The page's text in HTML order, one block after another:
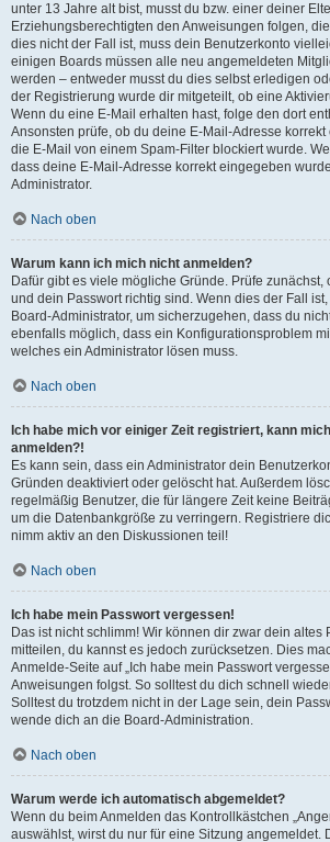
unter 13 Jahre alt bist, musst du bzw. einer deiner
Erziehungsberechtigten den Anweisungen folgen,
dies nicht der Fall ist, muss dein Benutzerkonto
einigen Boards müssen alle neu angemeldeten
werden – entweder musst du dies selbst erledigen
der Registrierung wurde dir mitgeteilt, ob eine
Wenn du eine E-Mail erhalten hast, folge den dort
Ansonsten prüfe, ob du deine E-Mail-Adresse
die E-Mail von einem Spam-Filter blockiert wurde.
dass deine E-Mail-Adresse korrekt eingegeben
Administrator.
Nach oben
Warum kann ich mich nicht anmelden?
Dafür gibt es viele mögliche Gründe. Prüfe zunächst,
und dein Passwort richtig sind. Wenn dies der Fall
Board-Administrator, um sicherzugehen, dass du
ebenfalls möglich, dass ein Konfigurationsproblem
welches ein Administrator lösen muss.
Nach oben
Ich habe mich vor einiger Zeit registriert, kann
anmelden?!
Es kann sein, dass ein Administrator dein
Gründen deaktiviert oder gelöscht hat. Außerdem
regelmäßig Benutzer, die für längere Zeit keine
um die Datenbankgröße zu verringern. Registriere
nimm aktiv an den Diskussionen teil!
Nach oben
Ich habe mein Passwort vergessen!
Das ist nicht schlimm! Wir können dir zwar dein altes
mitteilen, du kannst es jedoch zurücksetzen. Dies
Anmelde-Seite auf „Ich habe mein Passwort
Anweisungen folgst. So solltest du dich schnell
Solltest du trotzdem nicht in der Lage sein, dein
wende dich an die Board-Administration.
Nach oben
Warum werde ich automatisch abgemeldet?
Wenn du beim Anmelden das Kontrollkästchen
auswählst, wirst du nur für eine Sitzung angemeldet.